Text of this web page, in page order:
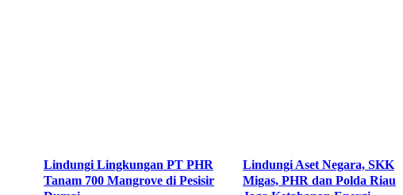
Lindungi Lingkungan PT PHR
Tanam 700 Mangrove di Pesisir
Lindungi Aset Negara, SKK
Migas, PHR dan Polda Riau